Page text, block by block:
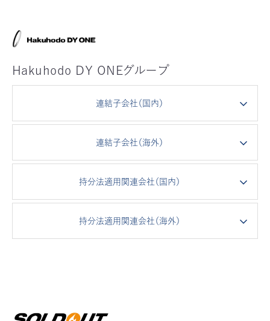
Hakuhodo DY ONEグループ
連結子会社（国内）
連結子会社（海外）
持分法適用関連会社（国内）
持分法適用関連会社（海外）